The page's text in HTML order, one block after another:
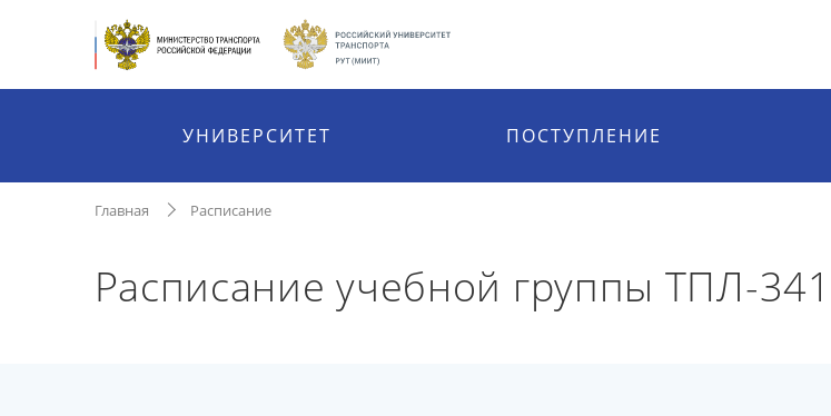
УНИВЕРСИТЕТ ПОСТУПЛЕНИЕ
Главная Расписание
Расписание учебной группы ТПЛ-341